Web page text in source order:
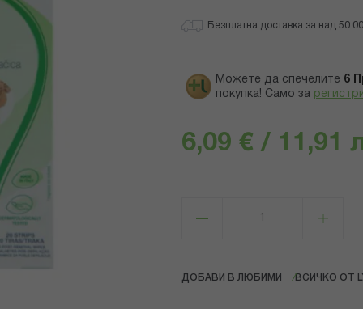
Безплатна доставка за над
Можете да спечелите 6
покупка! Само за
6,09 € / 11,91
ДОБАВИ В ЛЮБИМИ ВСИЧКО ОТ